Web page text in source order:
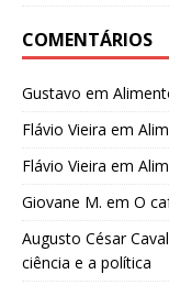
COMENTÁRIOS
Gustavo em
Flávio Vieira em
Flávio Vieira em
Giovane M. em O
Augusto César
ciência e a política